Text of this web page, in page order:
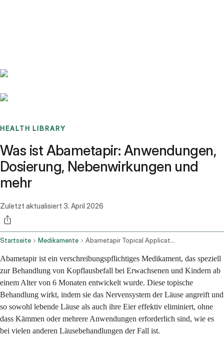
HEALTH LIBRARY
Was ist Abametapir: Anwendungen,
Dosierung, Nebenwirkungen und
mehr
Zuletzt aktualisiert 3. April 2026
Startseite Medikamente Abametapir Topical Application Route
Abametapir ist ein verschreibungspflichtiges Medikament, das speziell
zur Behandlung von Kopflausbefall bei Erwachsenen und Kindern ab
einem Alter von 6 Monaten entwickelt wurde. Diese topische
Behandlung wirkt, indem sie das Nervensystem der Läuse angreift und
so sowohl lebende Läuse als auch ihre Eier effektiv eliminiert, ohne
dass Kämmen oder mehrere Anwendungen erforderlich sind, wie es
bei vielen anderen Läusebehandlungen der Fall ist.